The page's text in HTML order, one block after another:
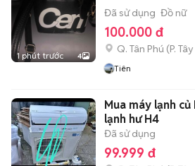
1 phút trước 4
Đã sử dụng Đồ nữ
100.000 đ
Q. Tân Phú (P.
Tiên
Mua máy lạnh củ
lạnh hư H4
Đã sử dụng
99.999 đ